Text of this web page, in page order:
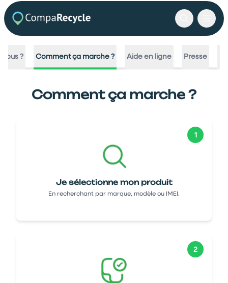
? Comment ça marche ? Aide en ligne Presse
Comment ça marche ?
1
Je sélectionne mon produit
En recherchant par marque, modèle ou IMEI.
2